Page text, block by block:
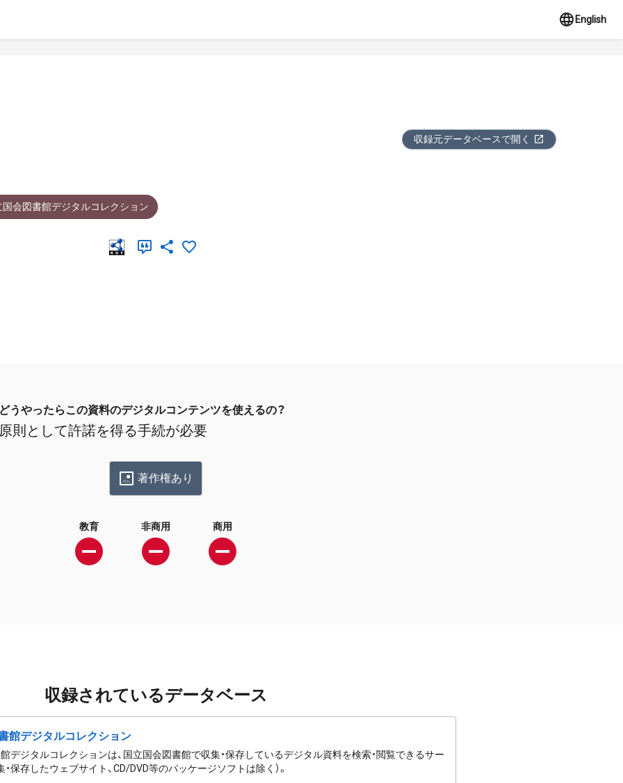
English
収録元データベースで開く
国会図書館デジタルコレクション
どうやったらこの資料のデジタルコンテンツを使えるの？
原則として許諾を得る手続が必要
著作権あり
教育 非商用 商用
収録されているデータベース
館デジタルコレクション
デジタルコレクションは、国立国会図書館で収集・保存しているデジタル資料を検索・閲覧できるサー
・保存したウェブサイト、CD/DVD等のパッケージソフトは除く）。